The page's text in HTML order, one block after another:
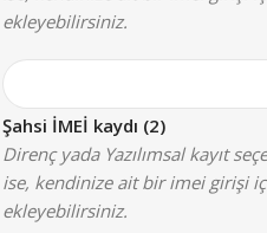
ekleyebilirsiniz.
Şahsi İMEİ kaydı (2)
Direnç yada Yazılımsal kayıt
ise, kendinize ait bir imei girişi
ekleyebilirsiniz.